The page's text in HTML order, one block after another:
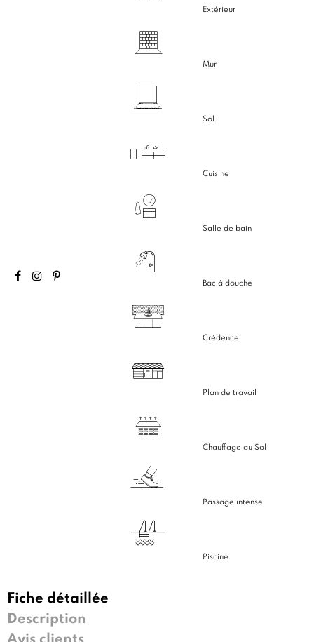
Extérieur
Mur
Sol
Cuisine
Salle de bain
Bac à douche
Crédence
Plan de travail
Chauffage au Sol
Passage intense
Piscine
Fiche détaillée
Description